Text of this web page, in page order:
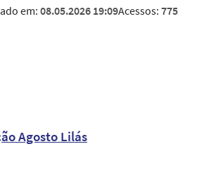
em: 08.05.2026 19:09Acessos: 775
Agosto Lilás